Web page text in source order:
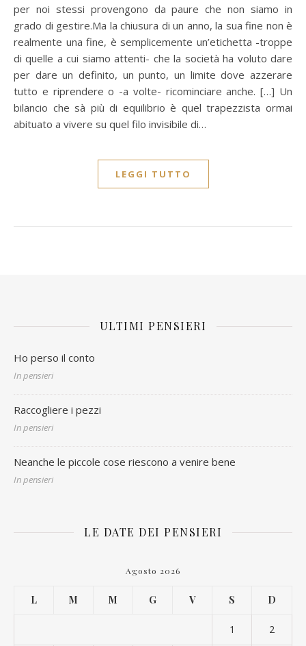
per noi stessi provengono da paure che non siamo in
grado di gestire.Ma la chiusura di un anno, la sua fine non è
realmente una fine, è semplicemente un’etichetta -troppe
di quelle a cui siamo attenti- che la società ha voluto dare
per dare un definito, un punto, un limite dove azzerare
tutto e riprendere o -a volte- ricominciare anche. […] Un
bilancio che sà più di equilibrio è quel trapezzista ormai
abituato a vivere su quel filo invisibile di…
LEGGI TUTTO
ULTIMI PENSIERI
Ho perso il conto
In pensieri
Raccogliere i pezzi
In pensieri
Neanche le piccole cose riescono a venire bene
In pensieri
LE DATE DEI PENSIERI
Agosto 2026
L M M G V S D
1 2